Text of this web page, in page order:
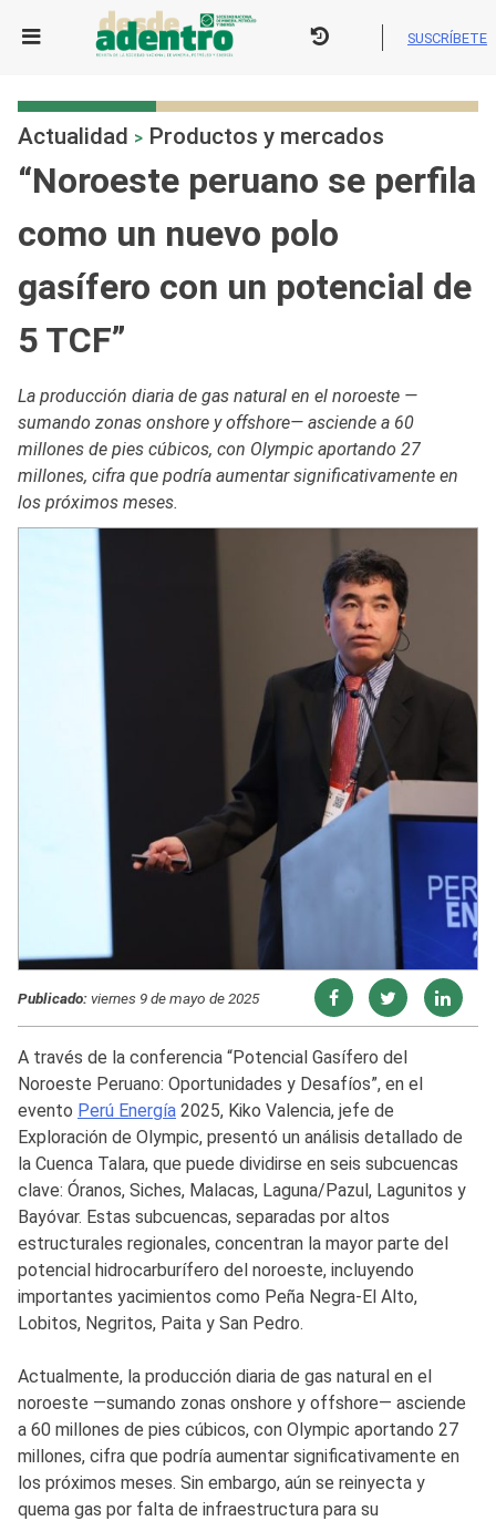
SUSCRÍBETE
Actualidad > Productos y mercados
“Noroeste peruano se perfila
como un nuevo polo
gasífero con un potencial de
5 TCF”
La producción diaria de gas natural en el noroeste —
sumando zonas onshore y offshore— asciende a 60
millones de pies cúbicos, con Olympic aportando 27
millones, cifra que podría aumentar significativamente en
los próximos meses.
Publicado:viernes 9 de mayo de 2025
A través de la conferencia “Potencial Gasífero del
Noroeste Peruano: Oportunidades y Desafíos”, en el
evento Perú Energía 2025, Kiko Valencia, jefe de
Exploración de Olympic, presentó un análisis detallado de
la Cuenca Talara, que puede dividirse en seis subcuencas
clave: Óranos, Siches, Malacas, Laguna/Pazul, Lagunitos y
Bayóvar. Estas subcuencas, separadas por altos
estructurales regionales, concentran la mayor parte del
potencial hidrocarburífero del noroeste, incluyendo
importantes yacimientos como Peña Negra-El Alto,
Lobitos, Negritos, Paita y San Pedro.
Actualmente, la producción diaria de gas natural en el
noroeste —sumando zonas onshore y offshore— asciende
a 60 millones de pies cúbicos, con Olympic aportando 27
millones, cifra que podría aumentar significativamente en
los próximos meses. Sin embargo, aún se reinyecta y
quema gas por falta de infraestructura para su